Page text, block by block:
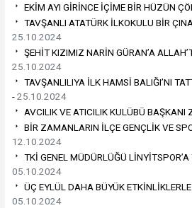
EKİM AYI GİRİNCE İÇİME BİR HÜZÜN
TAVŞANLI ATATÜRK İLKOKULU BİR
25.10.2024
ŞEHİT KIZIMIZ NARİN GÜRAN’A
25.10.2024
TAVŞANLILIYA İLK HAMSİ BALIĞI’NI
-25.10.2024
AVCILIK VE ATICILIK KULÜBÜ BAŞKANI
BİR ZAMANLARIN İLÇE GENÇLİK VE
12.10.2024
TKİ GENEL MÜDÜRLÜĞÜ
05.10.2024
ÜÇ EYLÜL DAHA BÜYÜK
05.10.2024